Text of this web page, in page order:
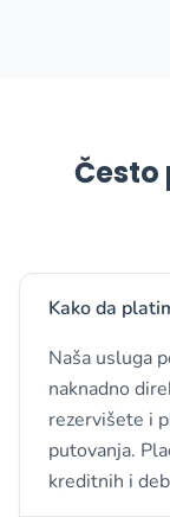
Kako da
Naša usluga
naknadno
rezervišete i
putovanja.
kreditnih i